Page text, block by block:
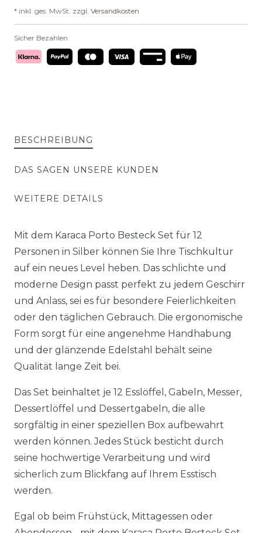
* inkl. ges. MwSt. zzgl. Versandkosten
Sicher Bezahlen
BESCHREIBUNG
DAS SAGEN UNSERE KUNDEN
WEITERE DETAILS
Mit dem Karaca Porto Besteck Set für 12
Personen in Silber können Sie Ihre Tischkultur
auf ein neues Level heben. Das schlichte und
moderne Design passt perfekt zu jedem Geschirr
und Anlass, sei es für besondere Feierlichkeiten
oder den täglichen Gebrauch. Die ergonomische
Form sorgt für eine angenehme Handhabung
und der glänzende Edelstahl behält seine
Qualität lange Zeit bei.
Das Set beinhaltet je 12 Esslöffel, Gabeln, Messer,
Dessertlöffel und Dessertgabeln, die alle
sorgfältig in einer speziellen Box aufbewahrt
werden können. Jedes Stück besticht durch
seine hochwertige Verarbeitung und wird
sicherlich zum Blickfang auf Ihrem Esstisch
werden.
Egal ob beim Frühstück, Mittagessen oder